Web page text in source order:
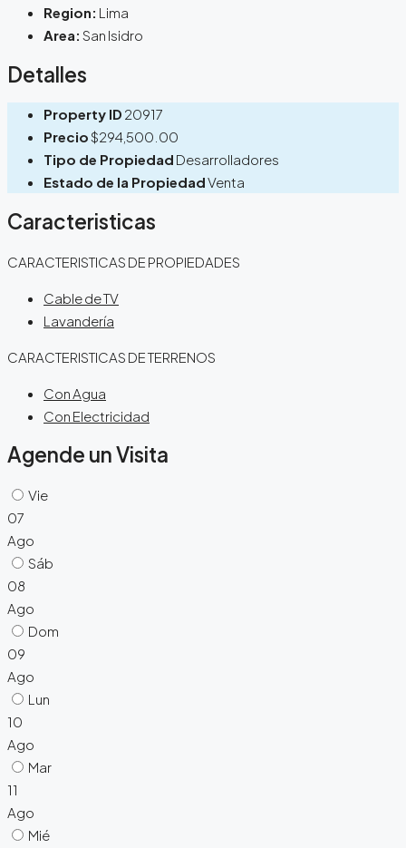
Region: Lima
Area: San Isidro
Detalles
Property ID 20917
Precio$294,500.00
Tipo de Propiedad Desarrolladores
Estado de la PropiedadVenta
Caracteristicas
CARACTERISTICAS DE PROPIEDADES
Cable de TV
Lavandería
CARACTERISTICAS DE TERRENOS
Con Agua
Con Electricidad
Agende un Visita
Vie
07
Ago
Sáb
08
Ago
Dom
09
Ago
Lun
10
Ago
Mar
11
Ago
Mié